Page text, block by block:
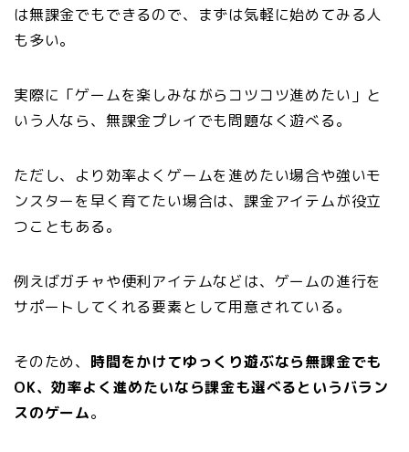
は無課金でもできるので、まずは気軽に始めてみる人
も多い。
実際に「ゲームを楽しみながらコツコツ進めたい」と
いう人なら、無課金プレイでも問題なく遊べる。
ただし、より効率よくゲームを進めたい場合や強いモ
ンスターを早く育てたい場合は、課金アイテムが役立
つこともある。
例えばガチャや便利アイテムなどは、ゲームの進行を
サポートしてくれる要素として用意されている。
そのため、 時間をかけてゆっくり遊ぶなら無課金でも
OK、効率よく進めたいなら課金も選べるというバラン
スのゲーム。